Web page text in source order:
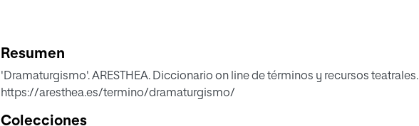
Resumen
'Dramaturgismo'. ARESTHEA. Diccionario on line de términos y recursos teatrales.
https://aresthea.es/termino/dramaturgismo/
Colecciones